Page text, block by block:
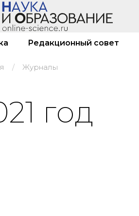
Редакционный совет
Журналы
год